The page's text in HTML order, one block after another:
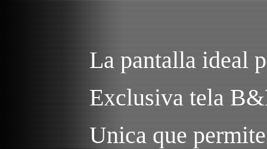
La pantalla ideal
Exclusiva tela
Unica que